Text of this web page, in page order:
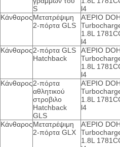
S
l4
ΚάνθαροςΜετατρέψιμη
2-πόρτα GLS
ΑΈΡΙΟ
1.8L
l4
Κάνθαρος2-πόρτα GLS
Hatchback
ΑΈΡΙΟ
1.8L
l4
Κάνθαρος2-πόρτα
αθλητικού
στροβιλο
Hatchback
GLS
ΑΈΡΙΟ
1.8L
l4
ΚάνθαροςΜετατρέψιμη
2-πόρτα GLX
ΑΈΡΙΟ
1.8L